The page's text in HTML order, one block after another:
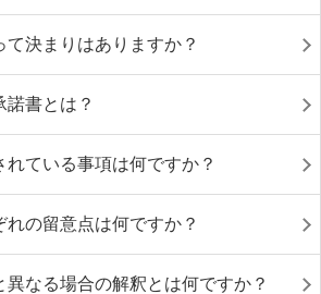
決まりはありますか？
諾書とは？
ている事項は何ですか？
の留意点は何ですか？
なる場合の解釈とは何ですか？